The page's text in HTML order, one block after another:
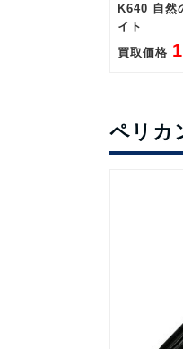
K640 自然
イト
買取価格
ペリカ